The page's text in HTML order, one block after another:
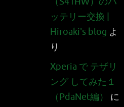
ッテリー交換 |
Hiroaki's blog よ
り
Xperia で テザリ
ング してみた１
（PdaNet編）
に